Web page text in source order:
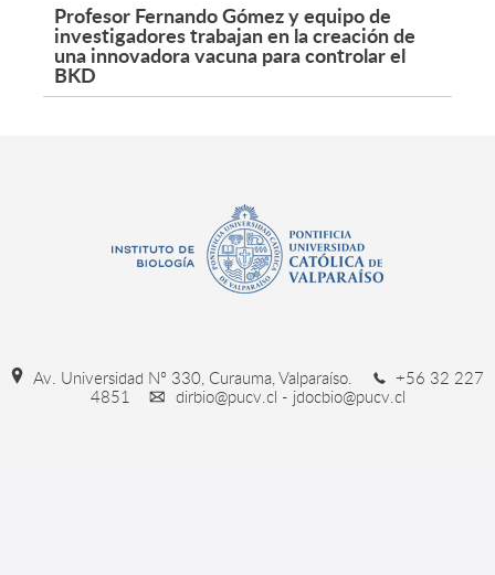
Profesor Fernando Gómez y equipo de
investigadores trabajan en la creación de
una innovadora vacuna para controlar el
BKD
Av. Universidad Nº 330, Curauma, Valparaíso.
+56 32 227
4851
dirbio@pucv.cl - jdocbio@pucv.cl